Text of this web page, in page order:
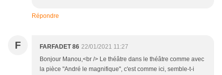
Répondre
F FARFADET 86 22/01/2021 11:27
Bonjour Manou,<br /> Le théâtre dans le théâtre comme avec
la pièce "André le magnifique", c'est comme ici, semble-t-i